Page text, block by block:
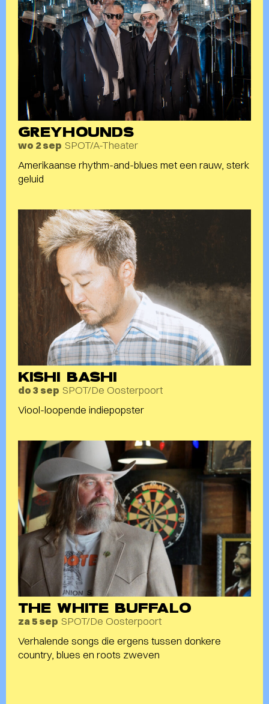
GREYHOUNDS
wo 2 sep SPOT/A-Theater
Amerikaanse rhythm-and-blues met een rauw, sterk
geluid
KISHI BASHI
do 3 sep SPOT/De Oosterpoort
Viool-loopende indiepopster
THE WHITE BUFFALO
za 5 sep SPOT/De Oosterpoort
Verhalende songs die ergens tussen donkere
country, blues en roots zweven